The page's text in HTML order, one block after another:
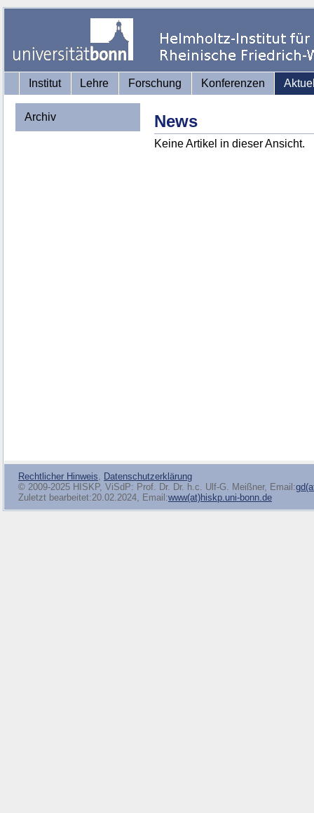
Institut Lehre Forschung Konferenzen
Archiv News
Keine Artikel in dieser Ansicht.
Rechtlicher Hinweis, Datenschutzerklärung
© 2009-2025 HISKP, ViSdP: Prof. Dr. Dr. h.c. Ulf-G. Meißner, Email:
Zuletzt bearbeitet:20.02.2024, Email:www(at)hiskp.uni-bonn.de